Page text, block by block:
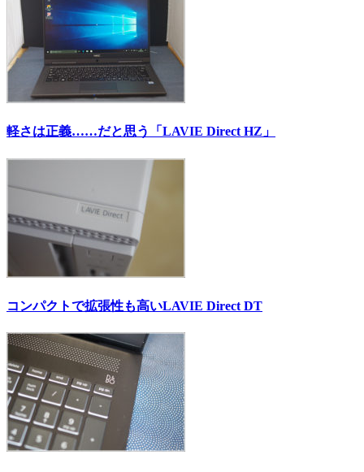
軽さは正義……だと思う「LAVIE Direct HZ」
コンパクトで拡張性も高いLAVIE Direct DT